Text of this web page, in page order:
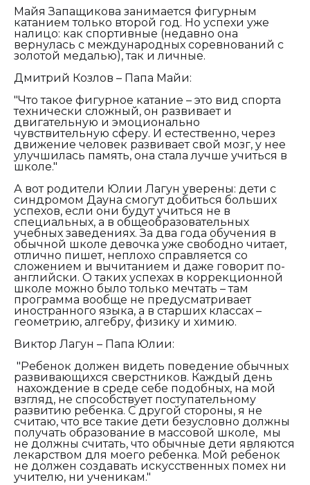
Майя Запащикова занимается фигурным
катанием только второй год. Но успехи уже
налицо: как спортивные (недавно она
вернулась с международных соревнований с
золотой медалью), так и личные.
Дмитрий Козлов – Папа Майи:
"Что такое фигурное катание – это вид спорта
технически сложный, он развивает и
двигательную и эмоционально
чувствительную сферу. И естественно, через
движение человек развивает свой мозг, у нее
улучшилась память, она стала лучше учиться в
школе."
А вот родители Юлии Лагун уверены: дети с
синдромом Дауна смогут добиться больших
успехов, если они будут учиться не в
специальных, а в общеобразовательных
учебных заведениях. За два года обучения в
обычной школе девочка уже свободно читает,
отлично пишет, неплохо справляется со
сложением и вычитанием и даже говорит по-
английски. О таких успехах в коррекционной
школе можно было только мечтать – там
программа вообще не предусматривает
иностранного языка, а в старших классах –
геометрию, алгебру, физику и химию.
Виктор Лагун – Папа Юлии:
"Ребенок должен видеть поведение обычных
развивающихся сверстников. Каждый день
нахождение в среде себе подобных, на мой
взгляд, не способствует поступательному
развитию ребенка. С другой стороны, я не
считаю, что все такие дети безусловно должны
получать образование в массовой школе, мы
не должны считать, что обычные дети являются
лекарством для моего ребенка. Мой ребенок
не должен создавать искусственных помех ни
учителю, ни ученикам."